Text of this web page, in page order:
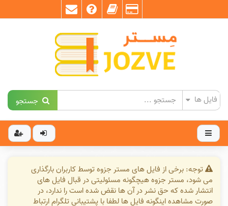
جستجو
توجه: برخی از فایل های مستر جزوه توسط کاربران بارگذاری
می شود، مستر جزوه هیچگونه مسئولیتی در قبال فایل های
انتشار شده که حق نشر در آن ها نقض شده است را ندارد، در
صورت مشاهده اینگونه فایل ها لطفا با پشتیبانی تلگرام ارتباط